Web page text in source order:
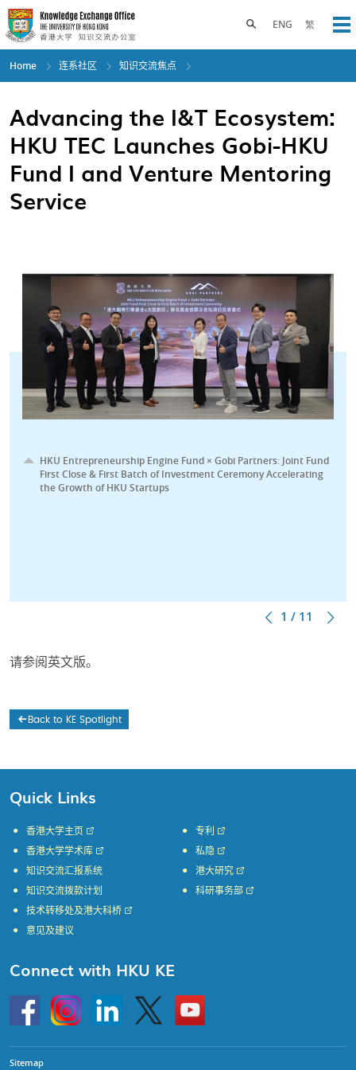
Skip
to
main
content
ENG 繁
Toggle search panel
Home 连系社区 知识交流焦点
Advancing the I&T Ecosystem:
HKU TEC Launches Gobi-HKU
Fund I and Venture Mentoring
Service
HKU Entrepreneurship Engine Fund × Gobi Partners: Joint Fund
First Close & First Batch of Investment Ceremony Accelerating
the Growth of HKU Startups
1 / 11
请参阅英文版。
Back to KE Spotlight
Quick Links
香港大学主页
香港大学学术库
知识交流汇报系统
知识交流拨款计划
专利
私隐
港大研究
科研事务部
技术转移处及港大科桥
意见及建议
Connect with HKU KE
HKU
InstagramLinkedin Twitter
Go
to
HKU
Sitemap